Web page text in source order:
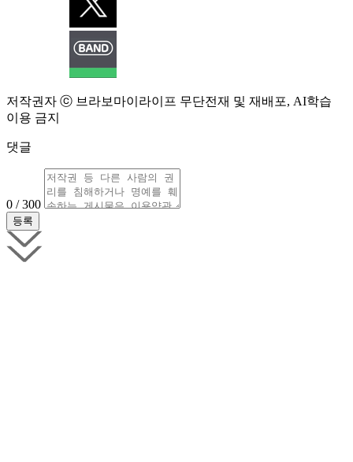
저작권자 ⓒ 브라보마이라이프 무단전재 및 재배포, AI학습
이용 금지
댓글
0 / 300